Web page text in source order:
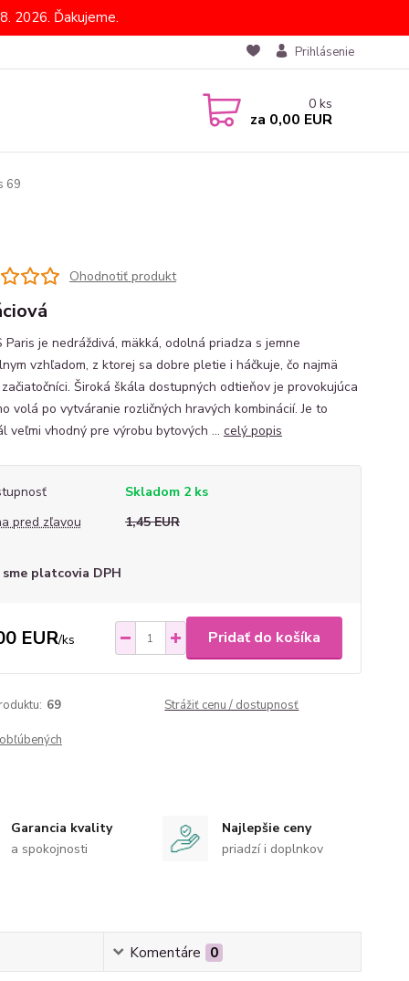
2026. Ďakujeme.
Prihlásenie
0 ks
za 0,00 EUR
69
Ohodnotiť produkt
Paris je nedráždivá, mäkká, odolná priadza s jemne
vzhľadom, z ktorej sa dobre pletie i háčkuje, čo najmä
Široká škála dostupných odtieňov je provokujúca
volá po vytváranie rozličných hravých kombinácií. Je to
veľmi vhodný pre výrobu bytových ... celý popis
Skladom 2 ks
pred zľavou
1,45 EUR
sme platcovia DPH
EUR/ks Pridať do košíka
69 Strážiť cenu / dostupnosť
Garancia kvality
a spokojnosti
Najlepšie ceny
priadzí i doplnkov
Komentáre 0